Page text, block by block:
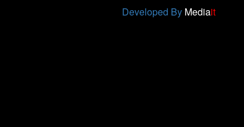
Developed By Mediait